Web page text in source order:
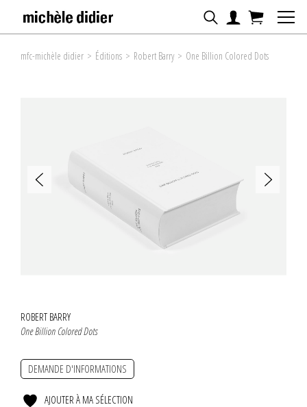
mfc-michèle didier > Éditions > Robert Barry > One Billion Colored Dots
ROBERT BARRY
One Billion Colored Dots
DEMANDE D'INFORMATIONS
AJOUTER À MA SÉLECTION